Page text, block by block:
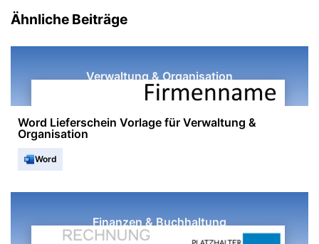
Ähnliche Beiträge
Verwaltung & Organisation
Word Lieferschein Vorlage für Verwaltung &
Organisation
Word
Finanzen & Buchhaltung